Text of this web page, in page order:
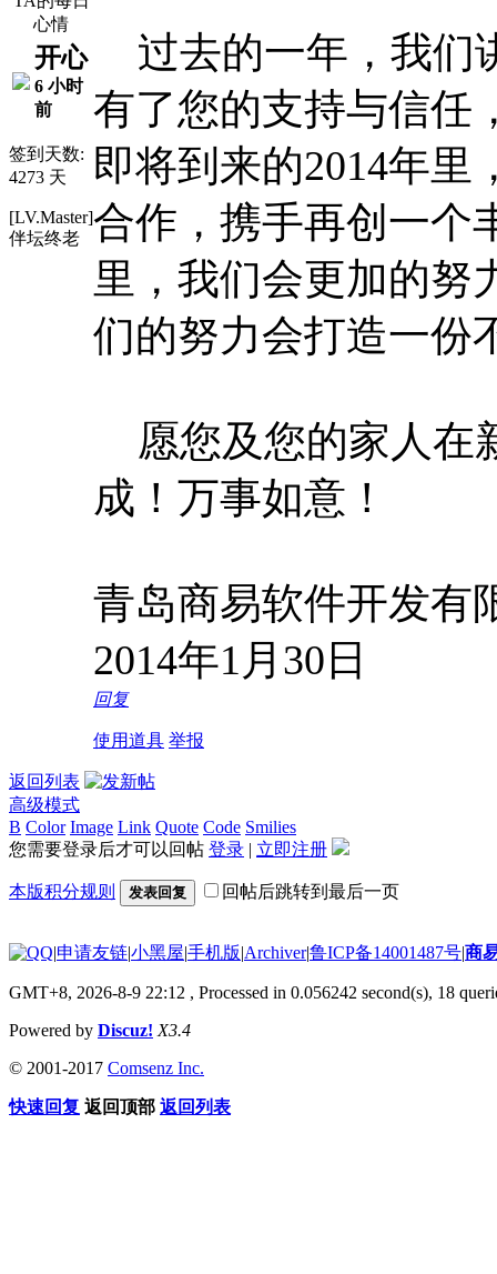
心情
开心
6 小时
前
签到天数:
4273 天
[LV.Master]
伴坛终老
过去的一年，我们
有了您的支持与信任
即将到来的2014年
合作，携手再创一个
里，我们会更加的努
们的努力会打造一份
愿您及您的家人在
成！万事如意！
青岛商易软件开发有
2014年1月30日
回复
使用道具 举报
返回列表
高级模式
B Color Image Link Quote Code Smilies
您需要登录后才可以回帖 登录 | 立即注册
本版积分规则 发表回复 回帖后跳转到最后一页
|申请友链|小黑屋|手机版|Archiver|鲁ICP备14001487号|商
GMT+8, 2026-8-9 22:12 , Processed in 0.056242 second(s), 18
Powered by Discuz! X3.4
© 2001-2017 Comsenz Inc.
快速回复 返回顶部 返回列表